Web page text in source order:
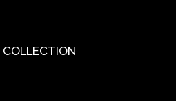
COLLECTION